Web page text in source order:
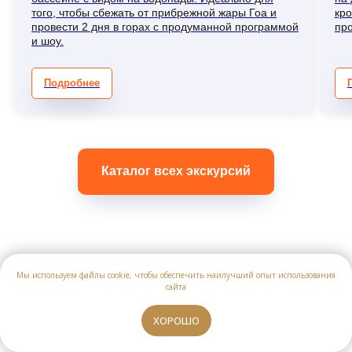
Мы используем файлы cookie, чтобы обеспечить наилучший опыт использования
сайта
ХОРОШО
того, чтобы сбежать от прибрежной жары Гоа и
провести 2 дня в горах с продуманной программой
и шоу.
Подробнее
Каталог всех экскурсий
Теряетесь в выборе
экскурсий?